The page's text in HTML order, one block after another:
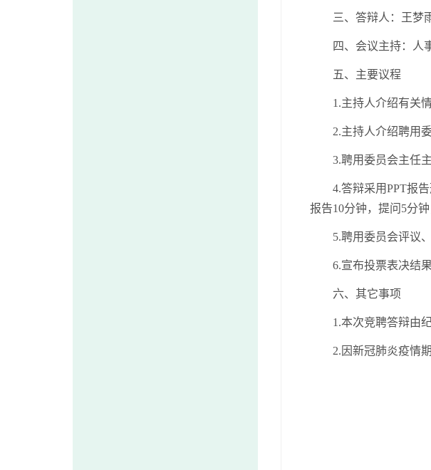
三、答辩人：王梦
四、会议主持：人
五、主要议程
1.主持人介绍有关情
2.主持人介绍聘用
3.聘用委员会主任
4.答辩采用PPT报
报告10分钟，提问5分
5.聘用委员会评议
6.宣布投票表决结果
六、其它事项
1.本次竞聘答辩由
2.因新冠肺炎疫情